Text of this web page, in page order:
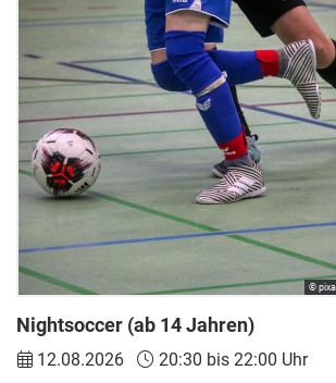
Nightsoccer (ab 14 Jahren)
12.08.2026
20:30 bis 22:00 Uhr
©